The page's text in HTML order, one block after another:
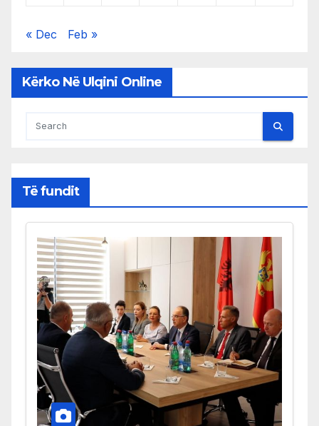
« Dec Feb »
Kërko Në Ulqini Online
Të fundit